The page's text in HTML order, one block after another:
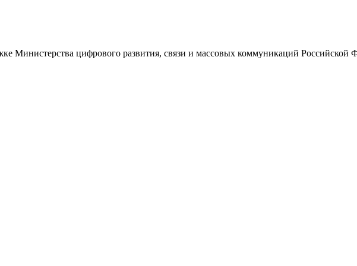
Министерства цифрового развития, связи и массовых коммуникаций Российской